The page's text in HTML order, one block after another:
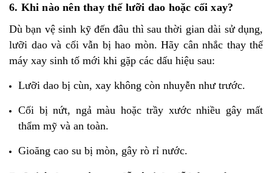
6. Khi nào nên thay thế lưỡi dao hoặc cối xay?
Dù bạn vệ sinh kỹ đến đâu thì sau thời gian dài sử dụng,
lưỡi dao và cối vẫn bị hao mòn. Hãy cân nhắc thay thế
máy xay sinh tố mới khi gặp các dấu hiệu sau:
Lưỡi dao bị cùn, xay không còn nhuyễn như trước.
Cối bị nứt, ngả màu hoặc trầy xước nhiều gây mất
thẩm mỹ và an toàn.
Gioăng cao su bị mòn, gây rò rỉ nước.